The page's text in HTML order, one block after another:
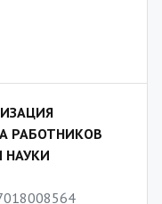
РАБОТНИКОВ
НАУКИ